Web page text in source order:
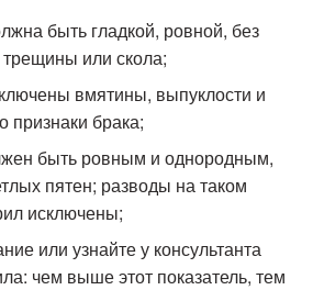
быть гладкой, ровной, без
или скола;
вмятины, выпуклости и
признаки брака;
быть ровным и однородным,
пятен; разводы на таком
исключены;
или узнайте у консультанта
чем выше этот показатель, тем